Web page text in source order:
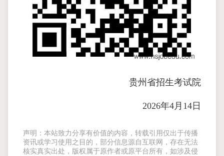
贵州省招生考试院
2026年4月14日
声明：本站致力分享有价值的内容，转载引用仅出于传播
资讯或学习使用之目的，部分信息源自互联网，存在无法
核实真实出处，版权属于原作者或原平台所有，如涉及侵